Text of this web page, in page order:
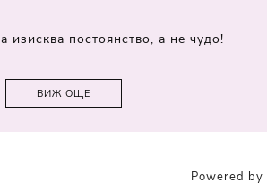
изисква постоянство, а не чудо!
ВИЖ ОЩЕ
Powered by